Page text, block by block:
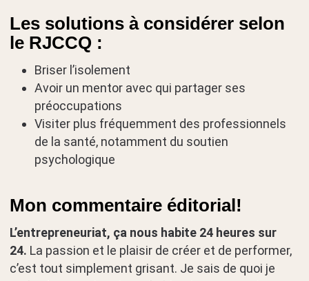
Les solutions à considérer selon
le RJCCQ :
Briser l’isolement
Avoir un mentor avec qui partager ses
préoccupations
Visiter plus fréquemment des professionnels
de la santé, notamment du soutien
psychologique
Mon commentaire éditorial!
L’entrepreneuriat, ça nous habite 24 heures sur
24. La passion et le plaisir de créer et de performer,
c’est tout simplement grisant. Je sais de quoi je